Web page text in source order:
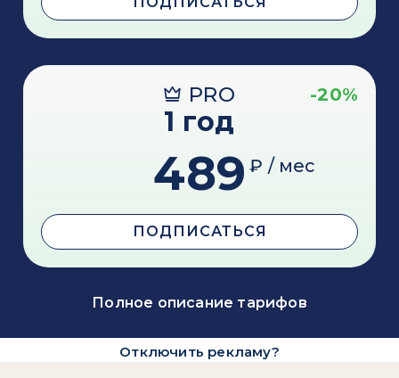
PRO -20%
1 год
489 ₽ / мес
ПОДПИСАТЬСЯ
Полное описание тарифов
Отключить рекламу?